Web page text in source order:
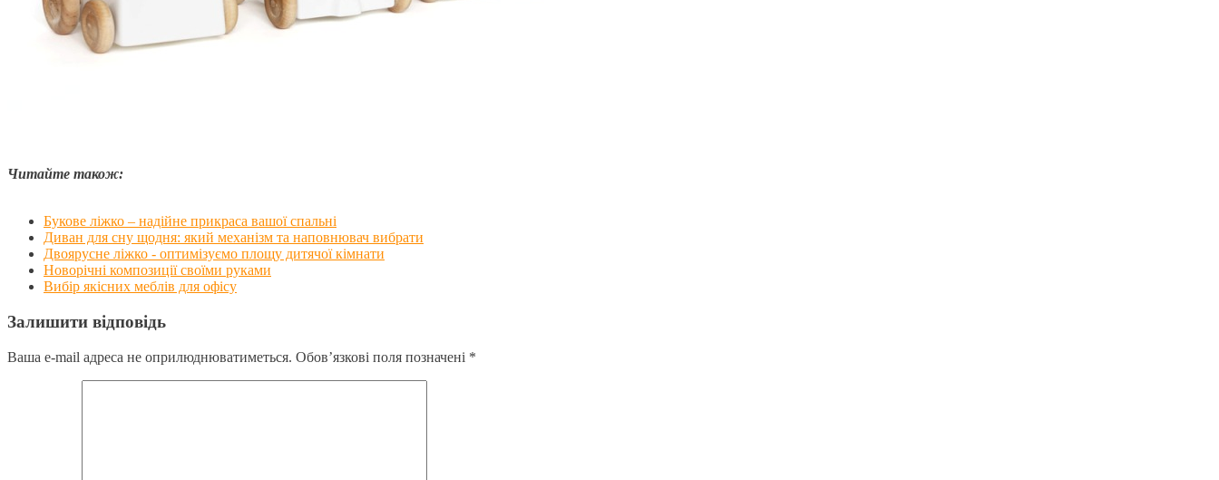
Читайте також:
Букове ліжко – надійне прикраса вашої спальні
Диван для сну щодня: який механізм та наповнювач вибрати
Двоярусне ліжко - оптимізуємо площу дитячої кімнати
Новорічні композиції своїми руками
Вибір якісних меблів для офісу
Залишити відповідь
Ваша e-mail адреса не оприлюднюватиметься. Обов’язкові поля позначені *